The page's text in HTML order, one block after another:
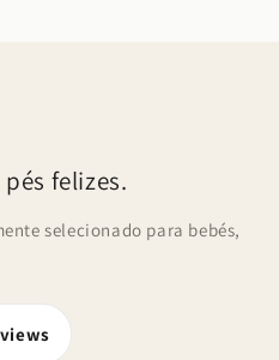
felizes.
selecionado para bebés,